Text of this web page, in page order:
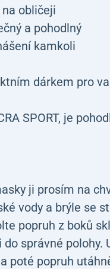
obličeji
a pohodlný
kamkoli
dárkem pro
SPORT, je
ji prosím na
vody a brýle se
popruh z boků
správné polohy.
poté popruh